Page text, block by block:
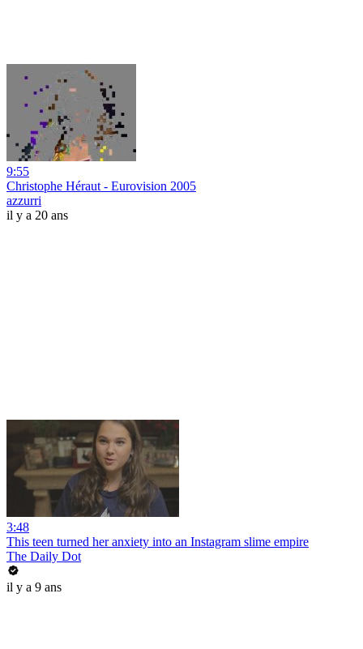
9:55
Christophe Héraut - Eurovision 2005
azzurri
il y a 20 ans
3:48
This teen turned her anxiety into an Instagram slime empire
The Daily Dot
il y a 9 ans